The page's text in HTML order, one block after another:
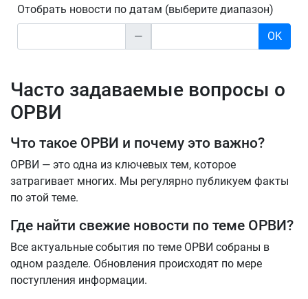
Отобрать новости по датам (выберите диапазон)
— OK
Часто задаваемые вопросы о
ОРВИ
Что такое ОРВИ и почему это важно?
ОРВИ — это одна из ключевых тем, которое
затрагивает многих. Мы регулярно публикуем факты
по этой теме.
Где найти свежие новости по теме ОРВИ?
Все актуальные события по теме ОРВИ собраны в
одном разделе. Обновления происходят по мере
поступления информации.